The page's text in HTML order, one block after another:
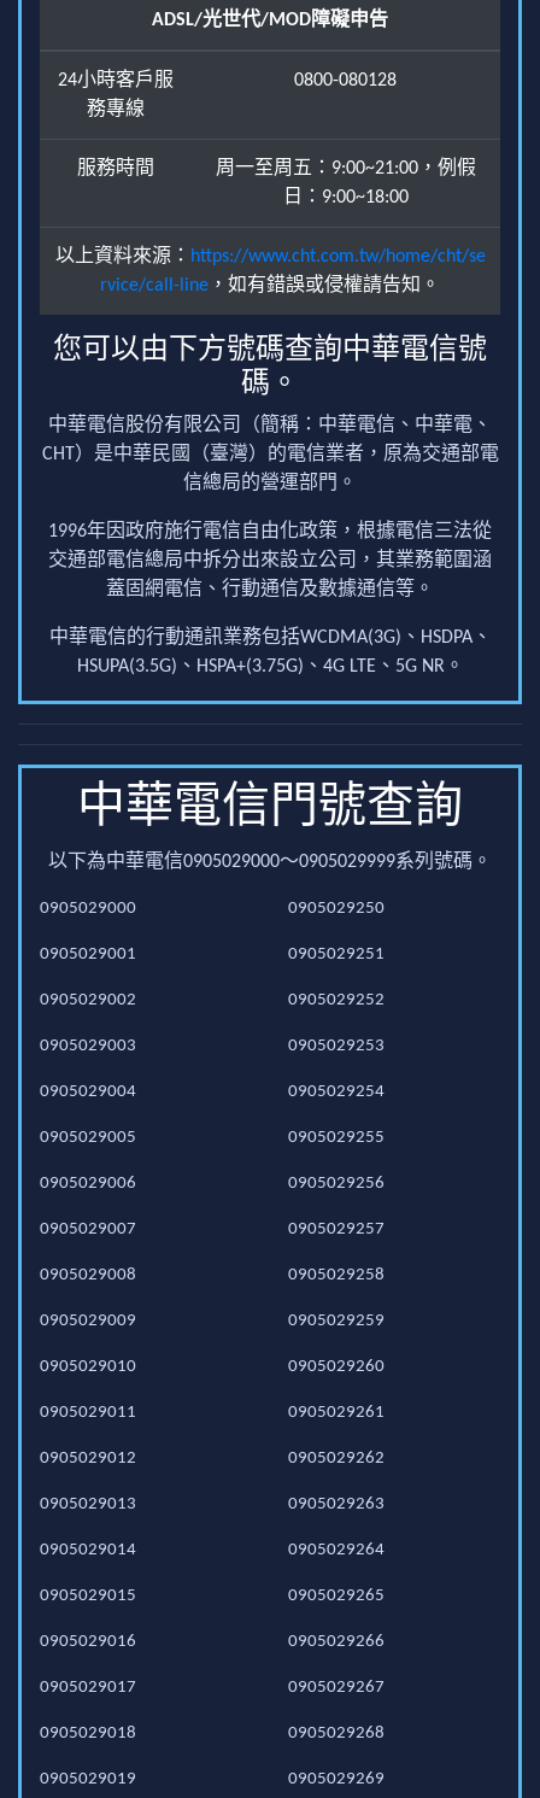
ADSL/光世代/MOD障礙申告
24小時客戶服
務專線
0800-080128
服務時間
周一至周五：9:00~21:00，例假
日：9:00~18:00
以上資料來源： https://www.cht.com.tw/home/cht/se
rvice/call-line ，如有錯誤或侵權請告知。
您可以由下方號碼查詢中華電信號
碼。
中華電信股份有限公司（簡稱：中華電信、中華電、
CHT）是中華民國（臺灣）的電信業者，原為交通部電
信總局的營運部門。
1996年因政府施行電信自由化政策，根據電信三法從
交通部電信總局中拆分出來設立公司，其業務範圍涵
蓋固網電信、行動通信及數據通信等。
中華電信的行動通訊業務包括WCDMA(3G)、HSDPA、
HSUPA(3.5G)、HSPA+(3.75G)、4G LTE、5G NR。
中華電信門號查詢
以下為中華電信0905029000～0905029999系列號碼。
0905029000
0905029001
0905029002
0905029003
0905029004
0905029005
0905029006
0905029007
0905029008
0905029009
0905029010
0905029011
0905029012
0905029013
0905029014
0905029015
0905029016
0905029017
0905029018
0905029019
0905029250
0905029251
0905029252
0905029253
0905029254
0905029255
0905029256
0905029257
0905029258
0905029259
0905029260
0905029261
0905029262
0905029263
0905029264
0905029265
0905029266
0905029267
0905029268
0905029269